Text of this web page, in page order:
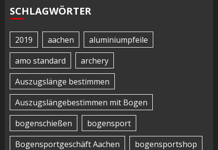
SCHLAGWÖRTER
2019 aachen
aluminiumpfeile
amo standard
archery
Auszugslänge bestimmen
Auszugslängebestimmen mit Bogen
bogenschießen
bogensport
Bogensportgeschäft Aachen
bogensportshop